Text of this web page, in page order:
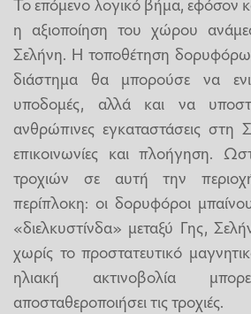
η αξιοποίηση του χώρου
Σελήνη. Η τοποθέτηση
διάστημα θα μπορούσε να
υποδομές, αλλά και να
ανθρώπινες εγκαταστάσεις στη
επικοινωνίες και πλοήγηση.
τροχιών σε αυτή την περιοχή
περίπλοκη: οι δορυφόροι
«διελκυστίνδα» μεταξύ Γης,
χωρίς το προστατευτικό
ηλιακή ακτινοβολία
αποσταθεροποιήσει τις τροχιές.